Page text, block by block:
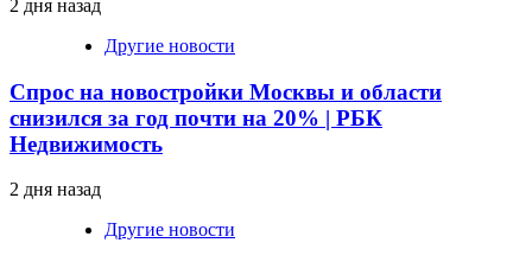
2 дня назад
Другие новости
Спрос на новостройки Москвы и области
снизился за год почти на 20% | РБК
Недвижимость
2 дня назад
Другие новости